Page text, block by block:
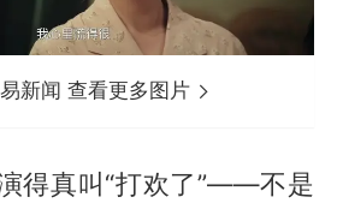
新闻 查看更多图片
得真叫“打欢了”——不是